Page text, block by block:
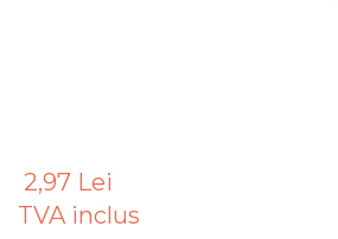
Cutii Depozitare
Chinga & Suport Mobila
2,97 Lei
TVA inclus